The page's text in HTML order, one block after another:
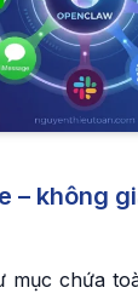
– không
mục chứa